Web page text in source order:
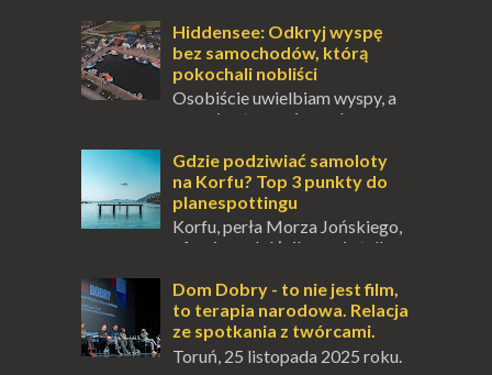
odwiedzić. Moja zimowa podróż do
Locarno gwara...
Hiddensee: Odkryj wyspę
bez samochodów, którą
pokochali nobliści
Osobiście uwielbiam wyspy, a
uczucie otoczenia wodą
pośrodku Bałtyku? To zawsze brzmi jak
doskonał...
Gdzie podziwiać samoloty
na Korfu? Top 3 punkty do
planespottingu
Korfu, perła Morza Jońskiego,
oferuje podróżnikom nie tylko
wioski, ale także coś wyjątkowego –
prawd...
Dom Dobry - to nie jest film,
to terapia narodowa. Relacja
ze spotkania z twórcami.
Toruń, 25 listopada 2025 roku.